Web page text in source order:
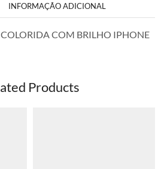
INFORMAÇÃO ADICIONAL
COM BRILHO IPHONE
Products